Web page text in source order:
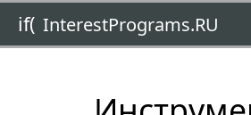
if( InterestPrograms.RU